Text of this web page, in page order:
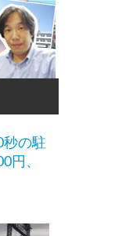
秒の駐
円、